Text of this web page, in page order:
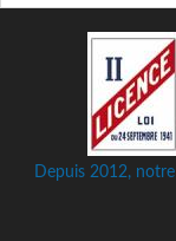
Depuis 2012,